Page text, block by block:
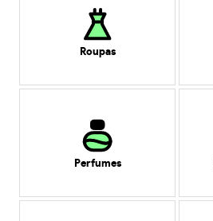
Roupas
Perfumes